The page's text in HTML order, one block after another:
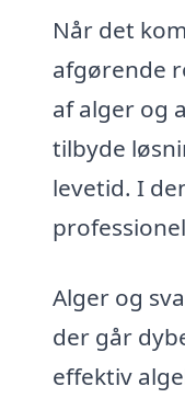
Når det
afgørende
af alger og
tilbyde
levetid. I
Alger og
der går
effektiv